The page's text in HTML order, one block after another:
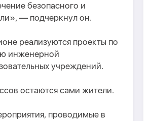
безопасного и
— подчеркнул он.
реализуются проекты по
инженерной
учреждений.
остаются сами жители.
проводимые в